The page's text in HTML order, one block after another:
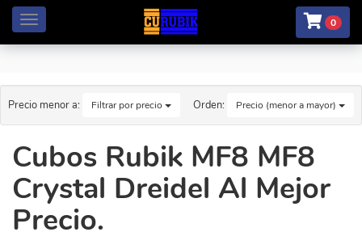
Menú 0
Precio menor a: Filtrar por precio Orden: Precio (menor a mayor)
Cubos Rubik MF8 MF8
Crystal Dreidel Al Mejor
Precio.